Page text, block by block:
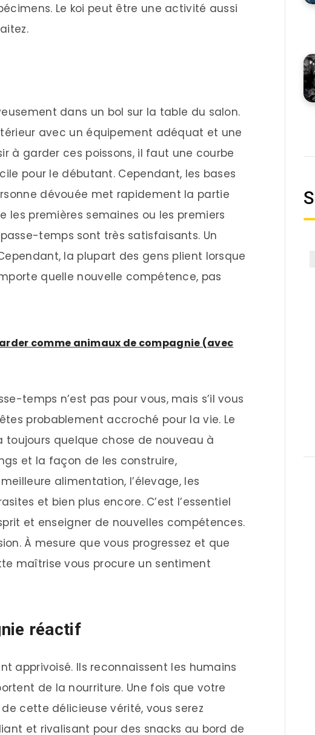
Le koi peut être une activité aussi
dans un bol sur la table du salon.
avec un équipement adéquat et une
à garder ces poissons, il faut une courbe
pour le débutant. Cependant, les bases
dévouée met rapidement la partie
les premières semaines ou les premiers
temps sont très satisfaisants. Un
la plupart des gens plient lorsque
quelle nouvelle compétence, pas
comme animaux de compagnie (avec
temps n’est pas pour vous, mais s’il vous
probablement accroché pour la vie. Le
toujours quelque chose de nouveau à
et la façon de les construire,
alimentation, l’élevage, les
et bien plus encore. C’est l’essentiel
et enseigner de nouvelles compétences.
À mesure que vous progressez et que
maîtrise vous procure un sentiment
réactif
apprivoisé. Ils reconnaissent les humains
de la nourriture. Une fois que votre
cette délicieuse vérité, vous serez
et rivalisant pour des snacks au bord de